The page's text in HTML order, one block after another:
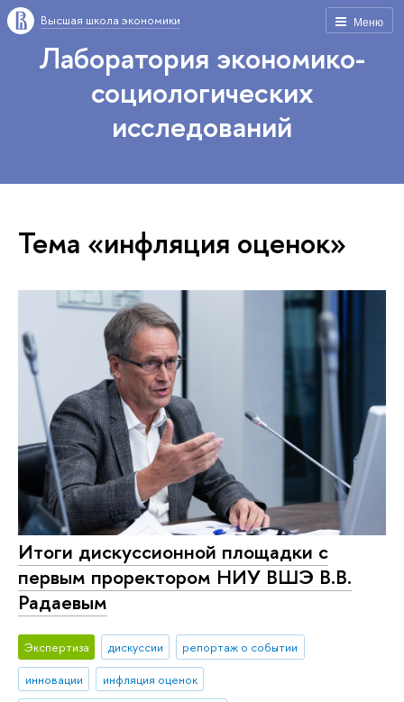
Меню
Высшая школа экономики
Лаборатория экономико-
социологических
исследований
Тема «инфляция оценок»
Итоги дискуссионной площадки с
первым проректором НИУ ВШЭ В.В.
Радаевым
Экспертиза дискуссии
репортаж о событии
инновации
инфляция оценок